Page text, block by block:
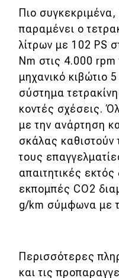
Νέα
Τεχνολογία
Mobility
Σταθμοί φόρτισης
Classic
Νέα
Παρουσιάσεις
MOTO
Πιο
παραμένει ο
λίτρων με 102 PS
Nm στις 4.000
μηχανικό κιβώτιο
σύστημα
κοντές σχέσεις.
με την ανάρτηση
σκάλας καθιστούν
τους
απαιτητικές
εκπομπές CO2
g/km σύμφωνα με
Περισσότερες
και τις